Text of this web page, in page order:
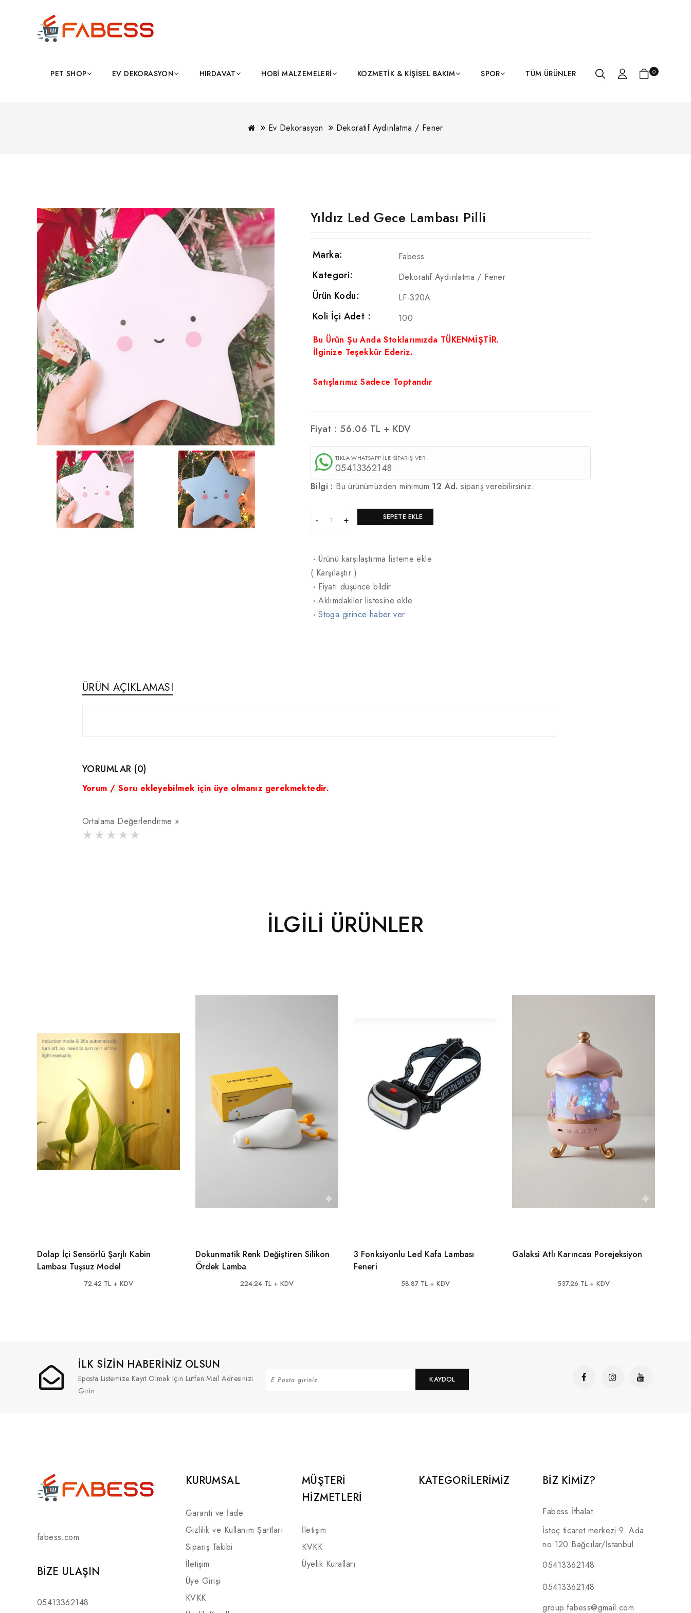
PET SHOP EV DEKORASYON HIRDAVAT HOBI MALZEMELERI KOZMETIK & KIŞISEL BAKIM SPOR TÜM ÜRÜNLER 0
Ev Dekorasyon Dekoratif Aydınlatma / Fener
Yıldız Led Gece Lambası Pilli
Marka: Fabess
Kategori: Dekoratif Aydınlatma / Fener
Ürün Kodu: LF-320A
Koli İçi Adet :
100
Bu Ürün Şu Anda Stoklarımızda TÜKENMİŞTİR.
İlginize Teşekkür Ederiz.
Satışlarımız Sadece Toptandır
Fiyat : 56.06 TL + KDV
TIKLA WHATSAPP İLE SİPARİŞ VER
05413362148
Bilgi : Bu ürünümüzden minimum 12 Ad. sipariş verebilirsiniz.
SEPETE EKLE
·Ürünü karşılaştırma listeme ekle
( Karşılaştır )
· Fiyatı düşünce bildir
·Aklımdakiler listesine ekle
·Stoga girince haber ver
ÜRÜN AÇIKLAMASI
YORUMLAR (0)
Yorum / Soru ekleyebilmek için üye olmanız gerekmektedir.
Ortalama Değerlendirme »
İLGILI ÜRÜNLER
Dolap İçi Sensörlü Şarjlı Kabin
Lambası Tuşsuz Model
72.42 TL + KDV
Dokunmatik Renk Değiştiren Silikon
Ördek Lamba
224.24 TL + KDV
3 Fonksiyonlu Led Kafa Lambası
Feneri
58.87 TL + KDV
Galaksi Atlı Karıncası Porejeksiyon
537.26 TL + KDV
İLK SİZİN HABERİNİZ OLSUN
Eposta Listemize Kayıt Olmak Için Lütfen Mail Adresinizi
Girin
KAYDOL
fabess.com
BIZE ULAŞIN
05413362148
KURUMSAL
Garanti ve İade
Gizlilik ve Kullanım Şartları
Sipariş Takibi
İletişim
Üye Girişi
KVKK
MÜŞTERI
HIZMETLERI
İletişim
KVKK
Üyelik Kuralları
KATEGORILERIMIZ BİZ KİMİZ?
Fabess İthalat
İstoç ticaret merkezi 9. Ada
no:120 Bağcılar/İstanbul
05413362148
05413362148
group.fabess@gmail.com